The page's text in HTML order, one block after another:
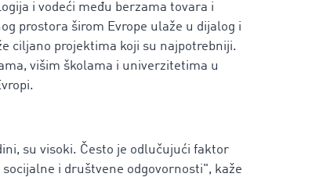
i vodeći među berzama tovara i
prostora širom Evrope ulaže u dijalog i
ciljano projektima koji su najpotrebniji.
višim školama i univerzitetima u
su visoki. Često je odlučujući faktor
i društvene odgovornosti", kaže